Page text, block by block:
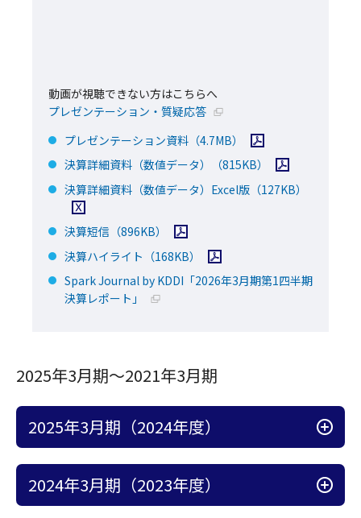
動画が視聴できない方はこちらへ
プレゼンテーション・質疑応答新規ウィンドウで開く
プレゼンテーション資料 （4.7MB）
PDFファイルを開く
決算詳細資料（数値データ）
（815KB）
PDFファイルを開
決算詳細資料（数値データ）Excel版 （127KB）
決算短信 （896KB）
PDFファイルを開く
決算ハイライト （168KB）
PDFファイルを開く
Spark Journal by KDDI「2026年3月期第1四半期
決算レポート」
新規ウィンドウで開く
2025年3月期～2021年3月期
2025年3月期（2024年度） アコーディオン開
2024年3月期（2023年度） アコーディオン開